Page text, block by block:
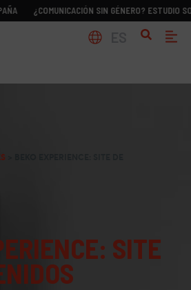
SIN GÉNERO? ESTUDIO SOBRE LA
SITE